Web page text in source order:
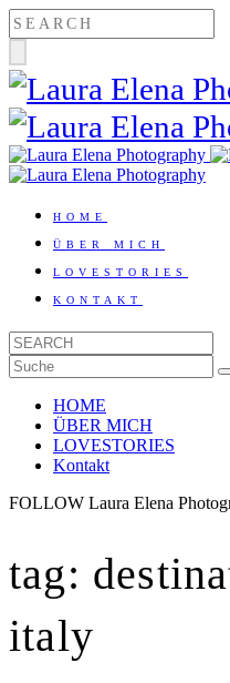
HOME
ÜBER MICH
LOVESTORIES
KONTAKT
HOME
ÜBER MICH
LOVESTORIES
Kontakt
FOLLOW Laura Elena
tag:
italy